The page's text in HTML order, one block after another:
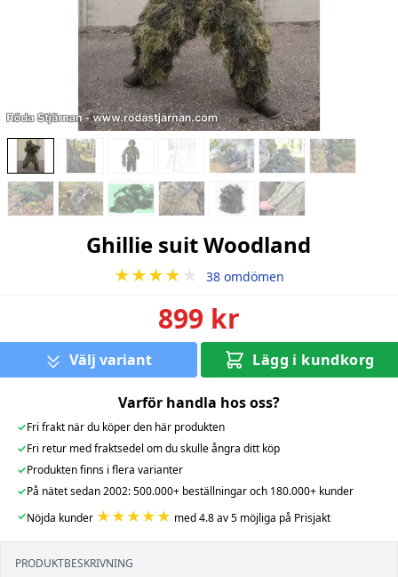
Ghillie suit Woodland
★★★★ ★ 38 omdömen
899 kr
Välj variant Lägg i kundkorg
Varför handla hos oss?
✓Fri frakt när du köper den här produkten
✓Fri retur med fraktsedel om du skulle ångra ditt köp
✓Produkten finns i flera varianter
✓På nätet sedan 2002: 500.000+ beställningar och 180.000+ kunder
✓Nöjda kunder ★★★★★ med 4.8 av 5 möjliga på Prisjakt
PRODUKTBESKRIVNING